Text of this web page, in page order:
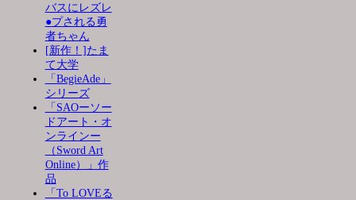
バスにレズレ
●プされる勇
者ちゃん
[新作！]たま
て大学
「BegieAde」
シリーズ
「SAOーソー
ドアート・オ
ンラインー
（Sword Art
Online）」作
品
「To LOVEる